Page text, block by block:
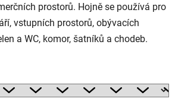
prostorů. Hojně se používá pro
vstupních prostorů, obývacích
a WC, komor, šatníků a chodeb.